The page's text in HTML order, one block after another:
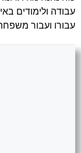
עבודה ולימודים
עבורו ועבור